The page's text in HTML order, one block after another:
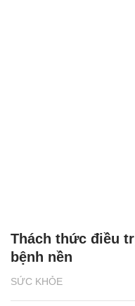
SỨC KHỎE
Thách thức điều
bệnh nền